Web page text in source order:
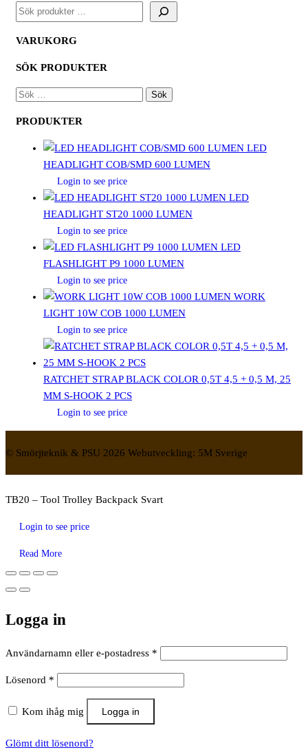
VARUKORG
SÖK PRODUKTER
SÖK
PRODUKTER
LED
HEADLIGHT COB/SMD 600 LUMEN
Login to see price
LED
HEADLIGHT ST20 1000 LUMEN
Login to see price
LED
FLASHLIGHT P9 1000 LUMEN
Login to see price
WORK
LIGHT 10W COB 1000 LUMEN
Login to see price
RATCHET STRAP BLACK COLOR 0,5T 4,5 + 0,5 M, 25
MM S-HOOK 2 PCS
Login to see price
© Smörjteknik & PSU 2026 Webutveckling: 5M Sverige
TB20 – Tool Trolley Backpack Svart
Login to see price
Read More
Logga in
Användarnamn eller e-postadress *
Lösenord *
Kom ihåg mig Logga in
Glömt ditt lösenord?